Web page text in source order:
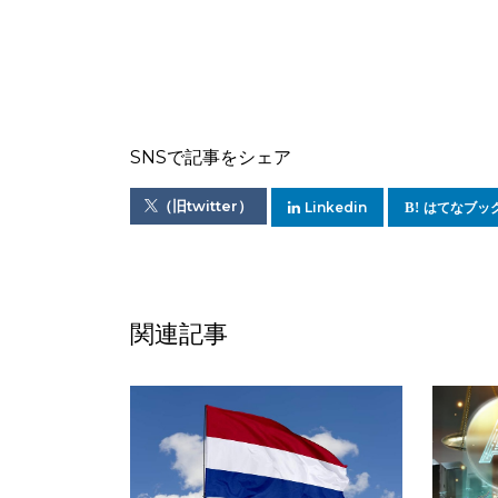
SNSで記事をシェア
（旧twitter） Linkedin はてなブッ
関連記事